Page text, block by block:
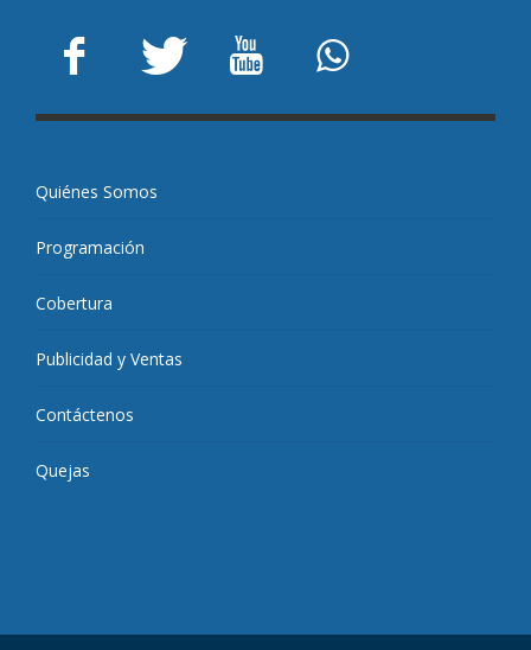
Quiénes Somos
Programación
Cobertura
Publicidad y Ventas
Contáctenos
Quejas